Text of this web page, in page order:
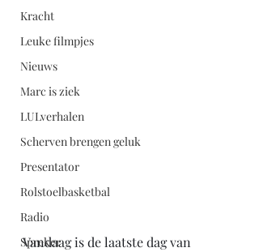
Kracht
Leuke filmpjes
Nieuws
Marc is ziek
LULverhalen
Scherven brengen geluk
Presentator
Rolstoelbasketbal
Radio
Spreker
Vandaag is de laatste dag van